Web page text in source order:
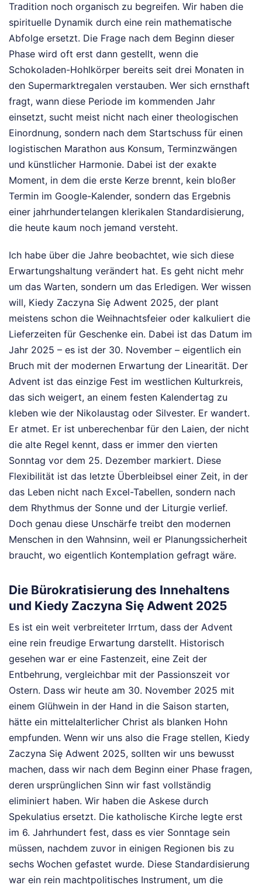
Tradition noch organisch zu begreifen. Wir haben die
spirituelle Dynamik durch eine rein mathematische
Abfolge ersetzt. Die Frage nach dem Beginn dieser
Phase wird oft erst dann gestellt, wenn die
Schokoladen-Hohlkörper bereits seit drei Monaten in
den Supermarktregalen verstauben. Wer sich ernsthaft
fragt, wann diese Periode im kommenden Jahr
einsetzt, sucht meist nicht nach einer theologischen
Einordnung, sondern nach dem Startschuss für einen
logistischen Marathon aus Konsum, Terminzwängen
und künstlicher Harmonie. Dabei ist der exakte
Moment, in dem die erste Kerze brennt, kein bloßer
Termin im Google-Kalender, sondern das Ergebnis
einer jahrhundertelangen klerikalen Standardisierung,
die heute kaum noch jemand versteht.
Ich habe über die Jahre beobachtet, wie sich diese
Erwartungshaltung verändert hat. Es geht nicht mehr
um das Warten, sondern um das Erledigen. Wer wissen
will, Kiedy Zaczyna Się Adwent 2025, der plant
meistens schon die Weihnachtsfeier oder kalkuliert die
Lieferzeiten für Geschenke ein. Dabei ist das Datum im
Jahr 2025 – es ist der 30. November – eigentlich ein
Bruch mit der modernen Erwartung der Linearität. Der
Advent ist das einzige Fest im westlichen Kulturkreis,
das sich weigert, an einem festen Kalendertag zu
kleben wie der Nikolaustag oder Silvester. Er wandert.
Er atmet. Er ist unberechenbar für den Laien, der nicht
die alte Regel kennt, dass er immer den vierten
Sonntag vor dem 25. Dezember markiert. Diese
Flexibilität ist das letzte Überbleibsel einer Zeit, in der
das Leben nicht nach Excel-Tabellen, sondern nach
dem Rhythmus der Sonne und der Liturgie verlief.
Doch genau diese Unschärfe treibt den modernen
Menschen in den Wahnsinn, weil er Planungssicherheit
braucht, wo eigentlich Kontemplation gefragt wäre.
Die Bürokratisierung des Innehaltens
und Kiedy Zaczyna Się Adwent 2025
Es ist ein weit verbreiteter Irrtum, dass der Advent
eine rein freudige Erwartung darstellt. Historisch
gesehen war er eine Fastenzeit, eine Zeit der
Entbehrung, vergleichbar mit der Passionszeit vor
Ostern. Dass wir heute am 30. November 2025 mit
einem Glühwein in der Hand in die Saison starten,
hätte ein mittelalterlicher Christ als blanken Hohn
empfunden. Wenn wir uns also die Frage stellen, Kiedy
Zaczyna Się Adwent 2025, sollten wir uns bewusst
machen, dass wir nach dem Beginn einer Phase fragen,
deren ursprünglichen Sinn wir fast vollständig
eliminiert haben. Wir haben die Askese durch
Spekulatius ersetzt. Die katholische Kirche legte erst
im 6. Jahrhundert fest, dass es vier Sonntage sein
müssen, nachdem zuvor in einigen Regionen bis zu
sechs Wochen gefastet wurde. Diese Standardisierung
war ein rein machtpolitisches Instrument, um die